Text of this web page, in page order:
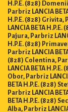
H.P.E. (828)
Parbriz LANCIA
H.P.E. (828) Grivita,
LANCIA BETA
Pajura, Parbriz
H.P.E. (828)
Parbriz LANCIA
(828) Colentina,
LANCIA BETA
Obor, Parbriz
BETA H.P.E. (828)
Parbriz LANCIA
BETA H.P.E. (828)
Alba, Parbriz